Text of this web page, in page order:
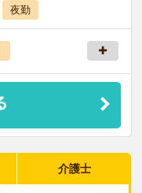
夜勤
介護士